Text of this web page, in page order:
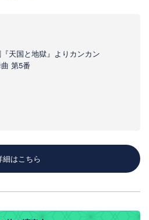
天国と地獄』よりカンカン
第5番
細はこちら